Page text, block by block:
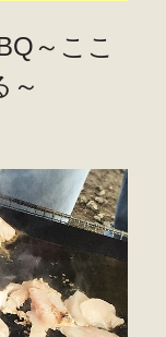
～ここ
～